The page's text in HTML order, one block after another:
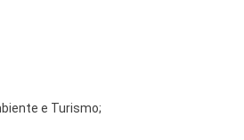
e Turismo;